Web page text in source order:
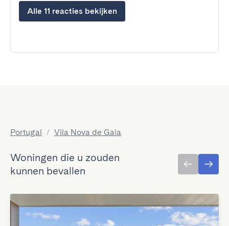
Alle 11 reacties bekijken
Portugal / Vila Nova de Gaia
Woningen die u zouden
kunnen bevallen